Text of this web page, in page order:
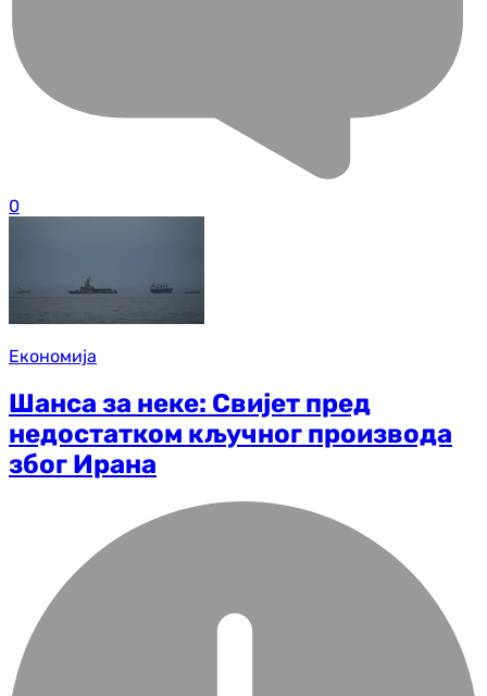
0
Економија
Шанса за неке: Свијет пред
недостатком кључног производа
због Ирана